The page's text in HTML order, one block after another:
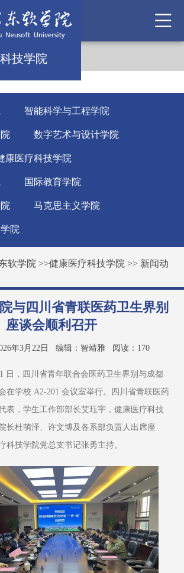
技学院
智能科学与工程学院
数字艺术与设计学院
康医疗科技学院
国际教育学院
马克思主义学院
院
软学院 >>健康医疗科技学院 >> 新闻动
与四川省青联医药卫生界别
座谈会顺利召开
年3月22日 编辑：智靖雅 阅读： 170
日，四川省青年联合会医药卫生界别与成都
在学校 A2-201 会议室举行。四川省青联医药
表，学生工作部部长艾珏宇，健康医疗科技
长杜萌泽、许文博及各系部负责人出席座
科技学院党总支书记张勇主持。